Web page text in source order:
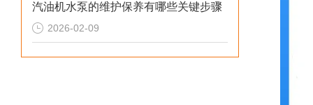
汽油机水泵的维护保养有哪些关键步骤
2026-02-09